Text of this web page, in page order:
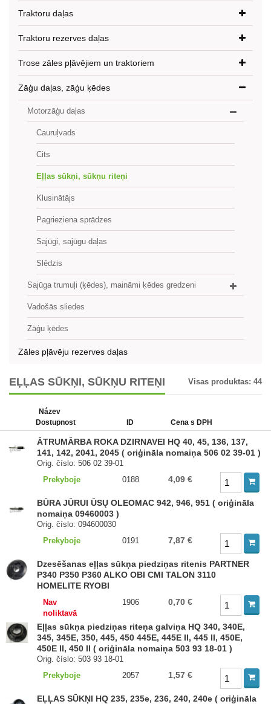
Traktoru daļas
Traktoru rezerves daļas
Trose zāles pļāvējiem un traktoriem
Zāģu daļas, zāģu ķēdes
Motorzāģu daļas
Cauruļvads
Cits
Eļļas sūkņi, sūkņu riteņi
Klusinātājs
Pagrieziena sprādzes
Sajūgi, sajūgu daļas
Slēdzis
Sajūga trumuļi (ķēdes), maināmi ķēdes gredzeni
Vadošās sliedes
Zāģu ķēdes
Zāles pļāvēju rezerves daļas
EĻĻAS SŪKŅI, SŪKŅU RITEŅI Visas produktas: 44
Název
Dostupnost
ID Cena s DPH
ĀTRUMĀRBA ROKA DZIRNAVEI HQ 40, 45, 136, 137,
141, 142, 2041, 2045 ( oriģināla nomaiņa 506 02 39-01 )
Orig. číslo: 506 02 39-01
Prekyboje
0188 4,09 €
BŪRA JŪRUI ŪSŲ OLEOMAC 942, 946, 951 ( oriģināla
nomaiņa 09460003 )
Orig. číslo: 094600030
Prekyboje
0191 7,87 €
Dzesēšanas eļļas sūkņa piedziņas ritenis PARTNER
P340 P350 P360 ALKO OBI CMI TALON 3110
HOMELITE RYOBI
Nav
noliktavā
1906 0,70 €
Eļļas sūkņa piedziņas riteņa galviņa HQ 340, 340E,
345, 345E, 350, 445, 450 445E, 445E II, 445 II, 450E,
450E II, 450 II ( oriģināla nomaiņa 503 93 18-01 )
Orig. číslo: 503 93 18-01
Prekyboje
2057 1,57 €
EĻĻAS SŪKŅI HQ 235, 235e, 236, 240, 240e ( oriģināla